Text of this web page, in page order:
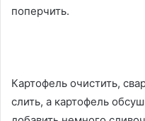
поперчить.
Картофель очистить,
слить, а картофель